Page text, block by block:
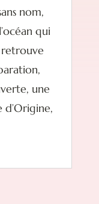
nom,
qui
retrouve
une
d’Origine,